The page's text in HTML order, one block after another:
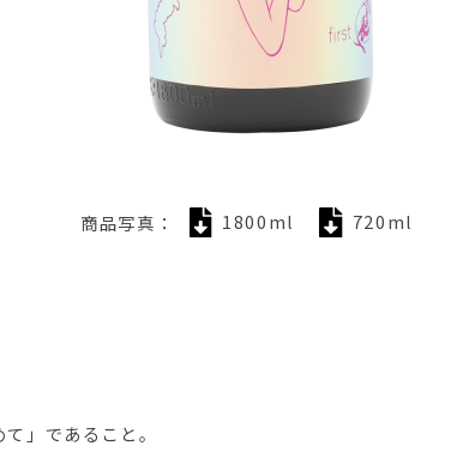
商品写真： 1800ml 720ml
て」であること。